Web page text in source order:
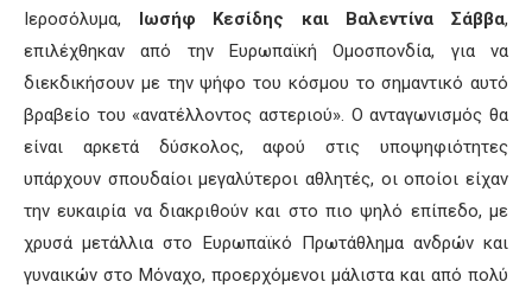
Ιεροσόλυμα, Ιωσήφ Κεσίδης και Βαλεντίνα Σάββα,
επιλέχθηκαν από την Ευρωπαϊκή Ομοσπονδία, για να
διεκδικήσουν με την ψήφο του κόσμου το σημαντικό αυτό
βραβείο του «ανατέλλοντος αστεριού». Ο ανταγωνισμός θα
είναι αρκετά δύσκολος, αφού στις υποψηφιότητες
υπάρχουν σπουδαίοι μεγαλύτεροι αθλητές, οι οποίοι είχαν
την ευκαιρία να διακριθούν και στο πιο ψηλό επίπεδο, με
χρυσά μετάλλια στο Ευρωπαϊκό Πρωτάθλημα ανδρών και
γυναικών στο Μόναχο, προερχόμενοι μάλιστα και από πολύ